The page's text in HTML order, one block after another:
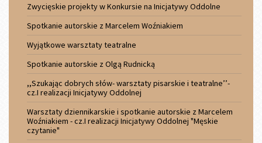
Zwycięskie projekty w Konkursie na Inicjatywy Oddolne
Spotkanie autorskie z Marcelem Woźniakiem
Wyjątkowe warsztaty teatralne
Spotkanie autorskie z Olgą Rudnicką
,,Szukając dobrych słów- warsztaty pisarskie i teatralne’’-
cz.I realizacji Inicjatywy Oddolnej
Warsztaty dziennikarskie i spotkanie autorskie z Marcelem
Woźniakiem - cz.I realizacji Inicjatywy Oddolnej "Męskie
czytanie"